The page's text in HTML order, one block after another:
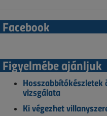
Facebook
Figyelmébe ajánljuk
Hosszabbítókészletek
vizsgálata
Ki végezhet